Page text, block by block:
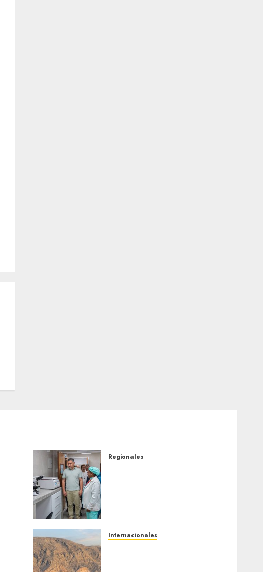
Regionales
Internacionales